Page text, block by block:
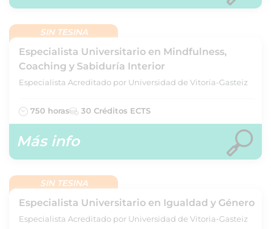
SIN TESINA
Especialista Universitario en Mindfulness,
Coaching y Sabiduría Interior
Especialista Acreditado por Universidad de Vitoria-Gasteiz
750 horas 30 Créditos ECTS
Más info
SIN TESINA
Especialista Universitario en Igualdad y Género
Especialista Acreditado por Universidad de Vitoria-Gasteiz